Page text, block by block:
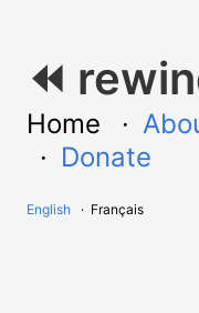
⏪
Home
Donate
English Français